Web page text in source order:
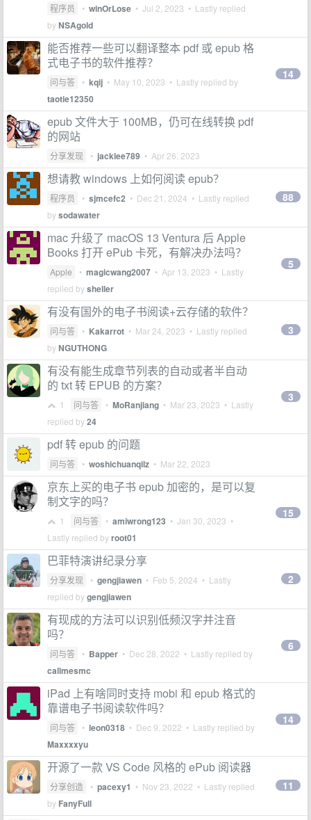
程序员 • winOrLose • Jul 2, 2023 • Lastly replied
byNSAgold
能否推荐一些可以翻译整本 pdf 或 epub 格
式电子书的软件推荐？
问与答 • kqij • May 10, 2023 • Lastly replied by
taotie12350
14
epub 文件大于 100MB，仍可在线转换 pdf
的网站
分享发现 • jacklee789 • Apr 26, 2023
想请教 windows 上如何阅读 epub？
程序员 • sjmcefc2 • Dec 21, 2024 • Lastly replied
bysodawater
88
mac 升级了 macOS 13 Ventura 后 Apple
Books 打开 ePub 卡死，有解决办法吗？
Apple • magicwang2007 • Apr 13, 2023 • Lastly
replied bysheller
5
有没有国外的电子书阅读+云存储的软件？
问与答 • Kakarrot • Mar 24, 2023 • Lastly replied
byNGUTHONG
3
有没有能生成章节列表的自动或者半自动
的 txt 转 EPUB 的方案？
1 问与答 • MoRanjiang • Mar 23, 2023 • Lastly
replied by24
3
pdf 转 epub 的问题
问与答 • woshichuanqilz • Mar 22, 2023
京东上买的电子书 epub 加密的，是可以复
制文字的吗？
1 问与答 • amiwrong123 • Jan 30, 2023 •
Lastly replied byroot01
15
巴菲特演讲纪录分享
分享发现 • gengjiawen • Feb 5, 2024 • Lastly
replied bygengjiawen
2
有现成的方法可以识别低频汉字并注音
吗？
问与答 • Bapper • Dec 28, 2022 • Lastly replied by
callmesmc
6
iPad 上有啥同时支持 mobi 和 epub 格式的
靠谱电子书阅读软件吗？
问与答 • leon0318 • Dec 9, 2022 • Lastly replied by
Maxxxxyu
14
开源了一款 VS Code 风格的 ePub 阅读器
分享创造 • pacexy1 • Nov 23, 2022 • Lastly replied
by FanyFull
11